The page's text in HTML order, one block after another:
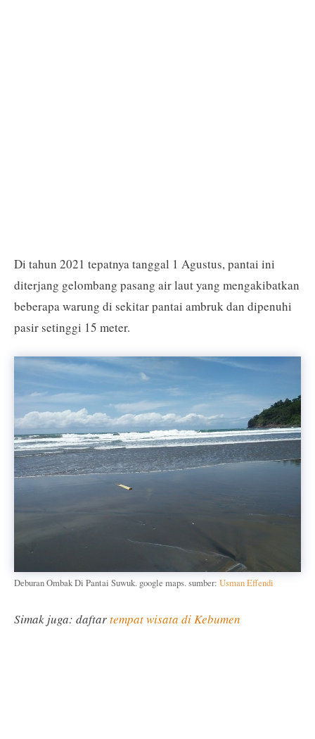
Di tahun 2021 tepatnya tanggal 1 Agustus, pantai ini
diterjang gelombang pasang air laut yang mengakibatkan
beberapa warung di sekitar pantai ambruk dan dipenuhi
pasir setinggi 15 meter.
Deburan Ombak Di Pantai Suwuk. google maps. sumber: Usman Effendi
Simak juga: daftartempat wisata di Kebumen